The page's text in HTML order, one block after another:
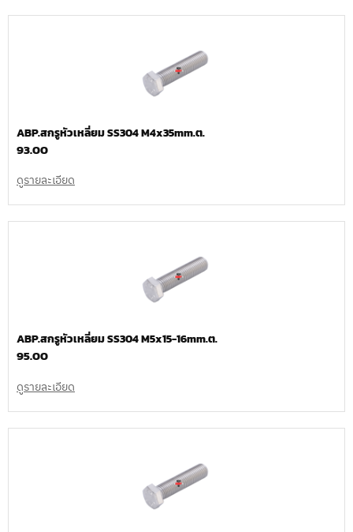
ABP.สกรูหัวเหลี่ยม SS304 M4x35mm.ต.
93.00
ดูรายละเอียด
ABP.สกรูหัวเหลี่ยม SS304 M5x15-16mm.ต.
95.00
ดูรายละเอียด